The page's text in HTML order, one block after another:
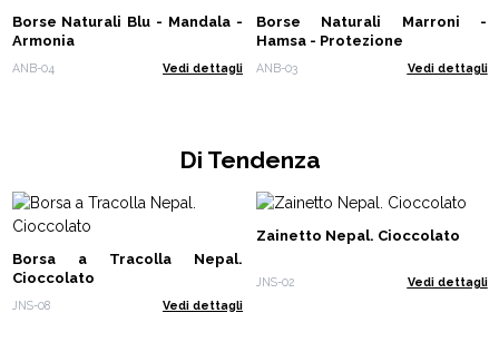
Borse Naturali Blu - Mandala -
Armonia
ANB-04 Vedi dettagli
Borse Naturali Marroni -
Hamsa - Protezione
ANB-03 Vedi dettagli
Di Tendenza
Borsa a Tracolla Nepal.
Cioccolato
JNS-08 Vedi dettagli
Zainetto Nepal. Cioccolato
JNS-02 Vedi dettagli